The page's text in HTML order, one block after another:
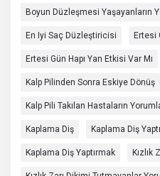
Boyun Düzleşmesi Yaşayanların
En Iyi Saç Düzleştiricisi Ertesi
Ertesi Gün Hapı Yan Etkisi Var Mı
Kalp Pilinden Sonra Eskiye Dönüş
Kalp Pili Takılan Hastaların
Kaplama Diş Kaplama Diş
Kaplama Diş Yaptırmak Kızlık